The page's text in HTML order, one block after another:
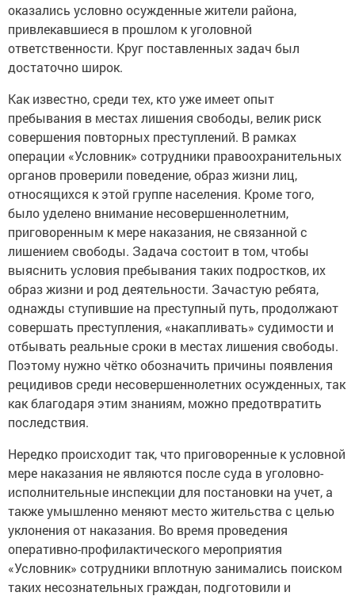
оказались условно осужденные жители района,
привлекавшиеся в прошлом к уголовной
ответственности. Круг поставленных задач был
достаточно широк.
Как известно, среди тех, кто уже имеет опыт
пребывания в местах лишения свободы, велик риск
совершения повторных преступлений. В рамках
операции «Условник» сотрудники правоохранительных
органов проверили поведение, образ жизни лиц,
относящихся к этой группе населения. Кроме того,
было уделено внимание несовершеннолетним,
приговоренным к мере наказания, не связанной с
лишением свободы. Задача состоит в том, чтобы
выяснить условия пребывания таких подростков, их
образ жизни и род деятельности. Зачастую ребята,
однажды ступившие на преступный путь, продолжают
совершать преступления, «накапливать» судимости и
отбывать реальные сроки в местах лишения свободы.
Поэтому нужно чётко обозначить причины появления
рецидивов среди несовершеннолетних осужденных, так
как благодаря этим знаниям, можно предотвратить
последствия.
Нередко происходит так, что приговоренные к условной
мере наказания не являются после суда в уголовно-
исполнительные инспекции для постановки на учет, а
также умышленно меняют место жительства с целью
уклонения от наказания. Во время проведения
оперативно-профилактического мероприятия
«Условник» сотрудники вплотную занимались поиском
таких несознательных граждан, подготовили и